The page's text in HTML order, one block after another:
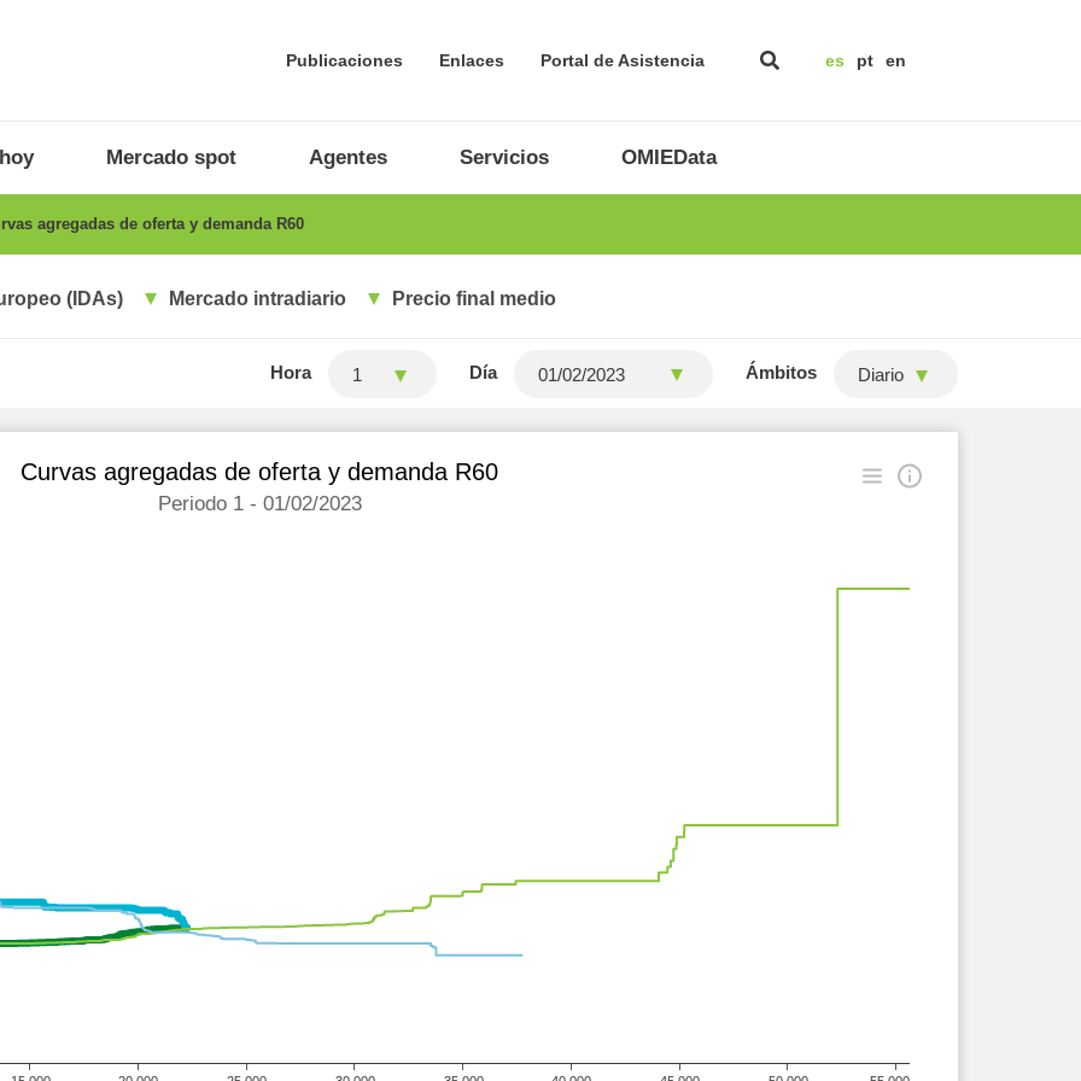
Publicaciones Enlaces Portal de Asistencia es pt en
Mercado spot Agentes Servicios OMIEData
agregadas de oferta y demanda R60
(IDAs) Mercado intradiario Precio final medio
Hora 1 Día Ámbitos Diario
Curvas agregadas de oferta y demanda R60
Periodo 1 - 01/02/2023